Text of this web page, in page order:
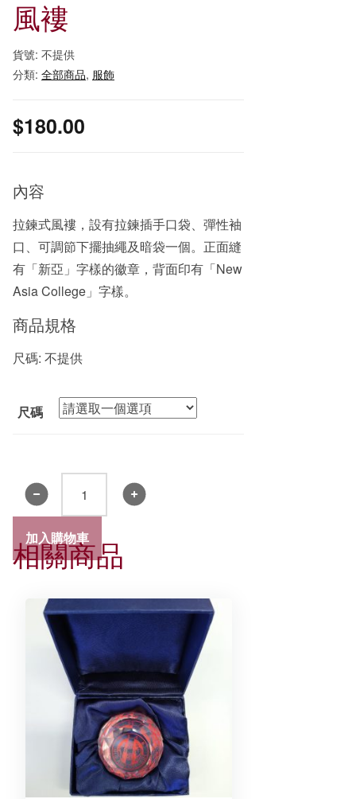
風褸
貨號: 不提供
分類: 全部商品, 服飾
$180.00
內容
拉鍊式風褸，設有拉鍊插手口袋、彈性袖
口、可調節下擺抽繩及暗袋一個。正面縫
有「新亞」字樣的徽章，背面印有「New
Asia College」字樣。
商品規格
尺碼: 不提供
尺碼
數
量
加入購物車
相關商品